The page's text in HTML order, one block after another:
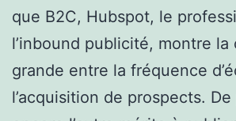
que B2C, Hubspot, le
l’inbound publicité, montre la
grande entre la fréquence
l’acquisition de prospects.